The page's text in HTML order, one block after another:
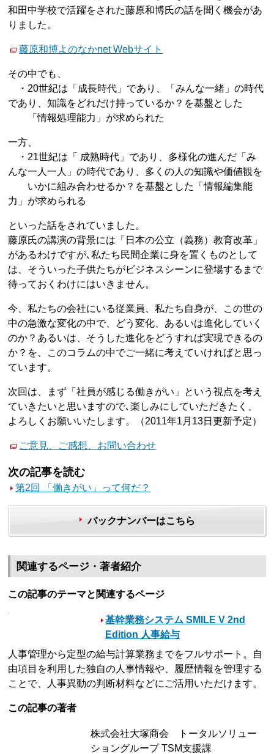
和田中学校で活躍をされた藤原和博氏の話を聞く機会があ
りました。
藤原和博よのなかnet Webサイト
その中でも、
・20世紀は「成長時代」であり、「みんな一緒」の時代
であり、知識をどれだけ持っているか？を基盤とした
「情報処理能力」が求められた
一方、
・21世紀は「 成熟時代」であり、多様化の進んだ「み
んな一人一人」の時代であり、多くの人の知識や価値観を
いかに組み合わせるか？を基盤とした「情報編集能
力」が求められる
といった話をされていました。
藤原氏の講演の背景には「日本の公立（義務）教育改革」
があるわけですが､私たち民間企業に身を置くものとして
は、そういった子供たちがビジネスシーンに登場するまで
待っておくわけにはいきません。
今、私たちの会社にいる従業員、私たち自身が、この世の
中の急激な変化の中で、どう変化、あるいは進化していく
のか？あるいは、そうした進化をどうすれば実現できるの
か？を、このコラムの中でご一緒に考えていければと思っ
ています。
次回は、まず「社員が感じる働きがい」という視点を考え
ていきたいと思いますので､楽しみにしていただきたく、
よろしくお願いいたします。（2011年1月13日更新予定）
ご意見、ご感想、お問い合わせ
次の記事を読む
第2回 「働きがい」って何だ？
バックナンバーはこちら
関連するページ・著者紹介
この記事のテーマと関連するページ
基幹業務システム SMILE V 2nd
Edition 人事給与
人事管理から定型の給与計算業務までをフルサポート。自
由項目を利用した独自の人事情報や、履歴情報を管理する
ことで、人事異動の判断材料などにご活用いただけます。
この記事の著者
株式会社大塚商会 トータルソリュー
ショングループ TSM支援課